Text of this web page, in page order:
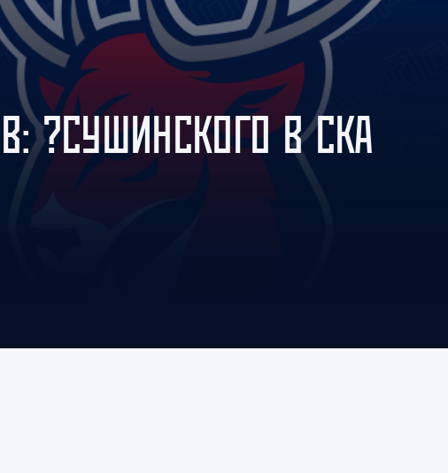
Амур
Барыс
Салават Юлаев
Сибирь
?СУШИНСКОГО В СКА